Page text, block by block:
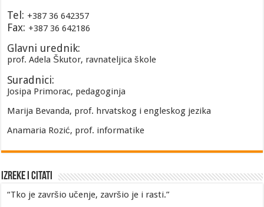
Tel: +387 36 642357
Fax: +387 36 642186
Glavni urednik:
prof. Adela Škutor, ravnateljica škole
Suradnici:
Josipa Primorac, pedagoginja
Marija Bevanda, prof. hrvatskog i engleskog jezika
Anamaria Rozić, prof. informatike
Izreke i Citati
“Tko je završio učenje, završio je i rasti.”